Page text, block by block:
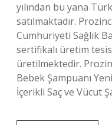
yılından bu yana
satılmaktadır.
Cumhuriyeti Sağlık
sertifikalı üretim
üretilmektedir.
Bebek Şampuanı
İçerikli Saç ve Vücut